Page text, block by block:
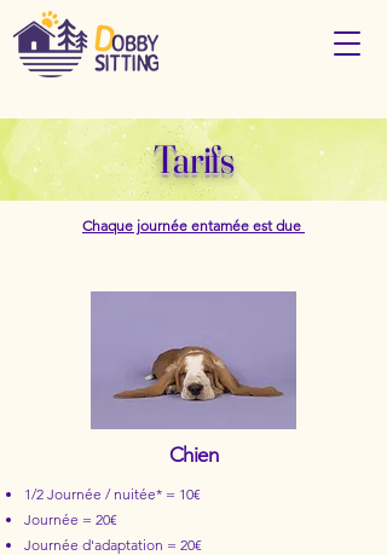
Tarifs
Chaque journée entamée est due
Chien
1/2 Journée / nuitée* = 10€
Journée = 20€
Journée d'adaptation = 20€